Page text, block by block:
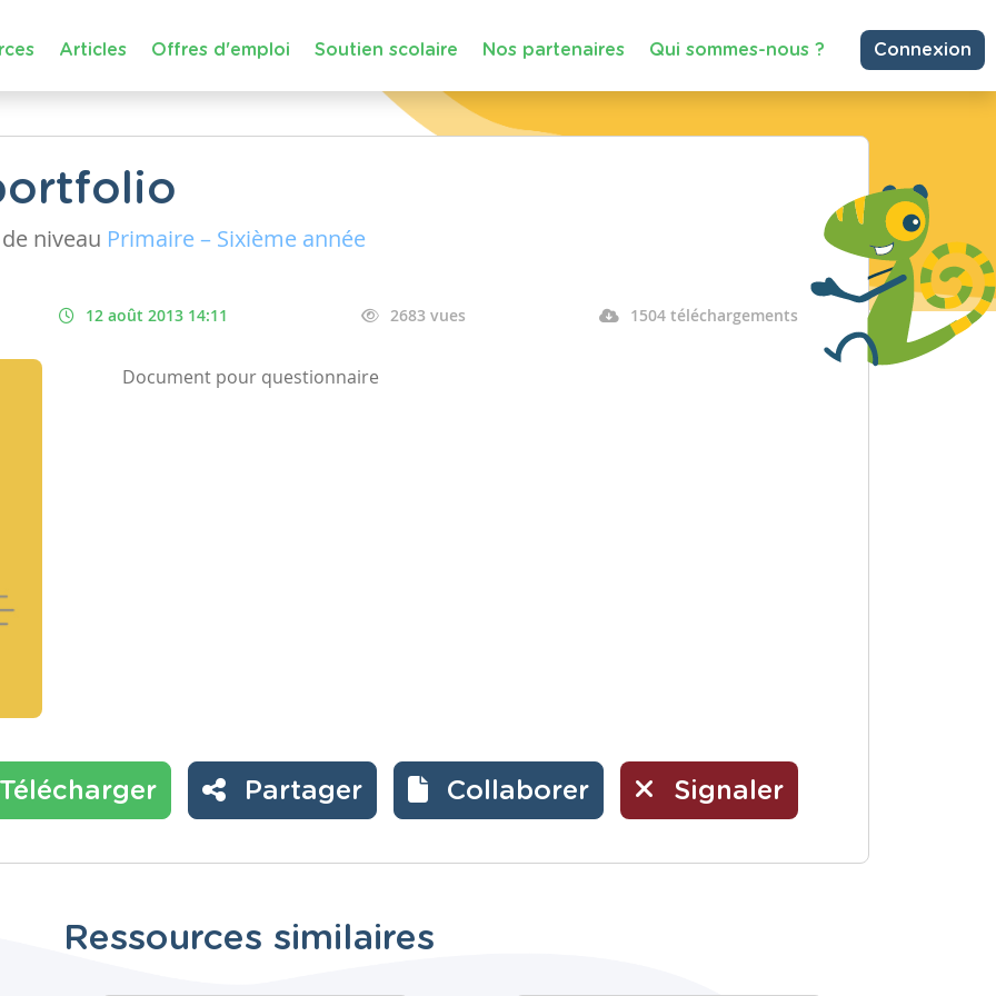
Articles Offres d'emploi Soutien scolaire Nos partenaires Qui sommes-nous ? Connexion
niveau Primaire – Sixième année
12 août 2013 14:11 2683 vues 1504 téléchargements
Document pour questionnaire
Partager Collaborer Signaler
Ressources similaires